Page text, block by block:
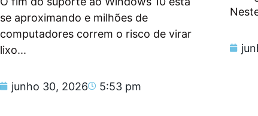
se aproximando e milhões de
computadores correm o risco de virar
lixo...
junho 30, 2026 5:53 pm